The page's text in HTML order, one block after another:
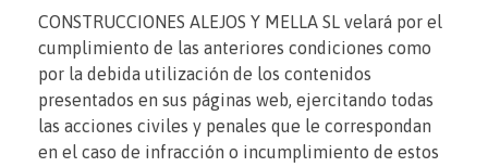
CONSTRUCCIONES ALEJOS Y MELLA SL velará por el
cumplimiento de las anteriores condiciones como
por la debida utilización de los contenidos
presentados en sus páginas web, ejercitando todas
las acciones civiles y penales que le correspondan
en el caso de infracción o incumplimiento de estos